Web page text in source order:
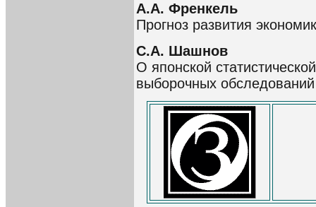
А.А. Френкель
Прогноз развития
С.А. Шашнов
О японской
выборочных